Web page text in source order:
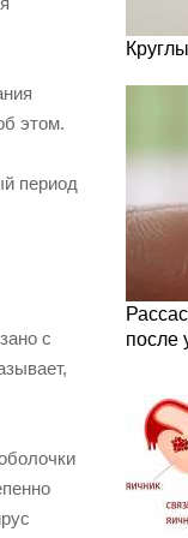
этом.
период
с
после